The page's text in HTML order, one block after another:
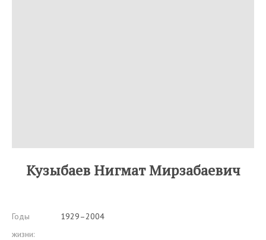
Кузыбаев Нигмат Мирзабаевич
Годы
жизни:
1929–2004